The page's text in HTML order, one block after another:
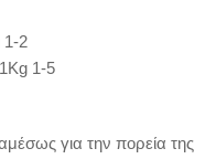
1-2
1-5
για την πορεία της